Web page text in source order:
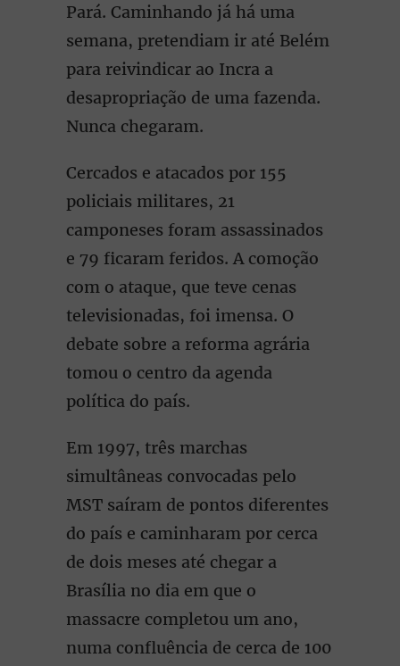
Pará. Caminhando já há uma
semana, pretendiam ir até Belém
para reivindicar ao Incra a
desapropriação de uma fazenda.
Nunca chegaram.
Cercados e atacados por 155
policiais militares, 21
camponeses foram assassinados
e 79 ficaram feridos. A comoção
com o ataque, que teve cenas
televisionadas, foi imensa. O
debate sobre a reforma agrária
tomou o centro da agenda
política do país.
Em 1997, três marchas
simultâneas convocadas pelo
MST saíram de pontos diferentes
do país e caminharam por cerca
de dois meses até chegar a
Brasília no dia em que o
massacre completou um ano,
numa confluência de cerca de 100